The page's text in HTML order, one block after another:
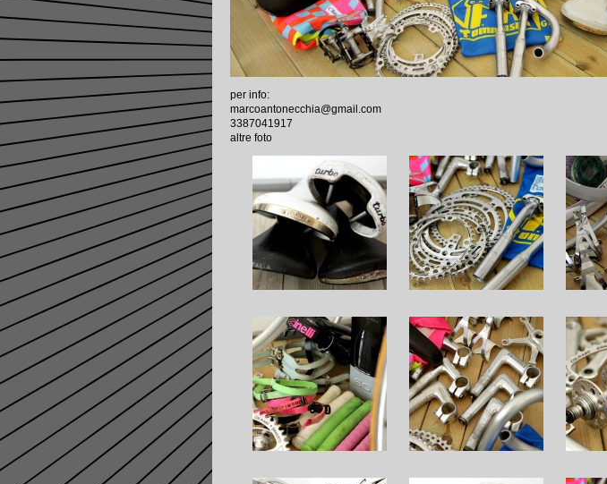
per info:
marcoantonecchia@gmail.com
3387041917
altre foto